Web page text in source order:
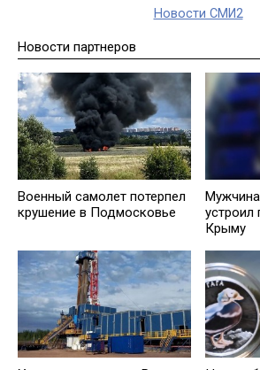
Новости СМИ2
Новости партнеров
Военный самолет потерпел
крушение в Подмосковье
устроил
Крыму